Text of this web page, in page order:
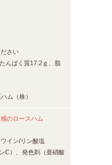
さい
んぱく質17.2ｇ、脂
ム（株）
のロースハム
イン/リン酸塩
C）、発色剤（亜硝酸